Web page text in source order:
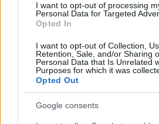
I want to opt-out of processing
Personal Data for Targeted
Opted In
I want to opt-out of Collection,
Retention, Sale, and/or Sharing
Personal Data that Is Unrelated
Purposes for which it was
Opted Out
Google consents
ASmash showrunnerjét
NBC szombatra(!) pakolja a
évadzárót sorozatzárónak
láttán tudtuk, hogy ez lesz,